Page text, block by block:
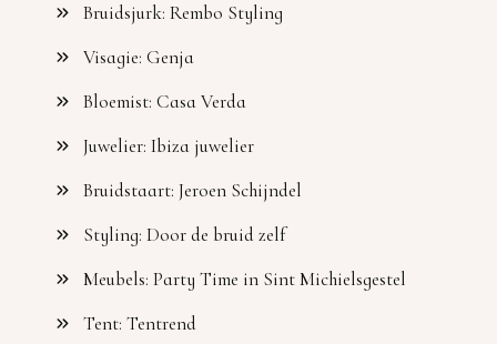
Bruidsjurk: Rembo Styling
Visagie: Genja
Bloemist: Casa Verda
Juwelier: Ibiza juwelier
Bruidstaart: Jeroen Schijndel
Styling: Door de bruid zelf
Meubels: Party Time in Sint Michielsgestel
Tent: Tentrend